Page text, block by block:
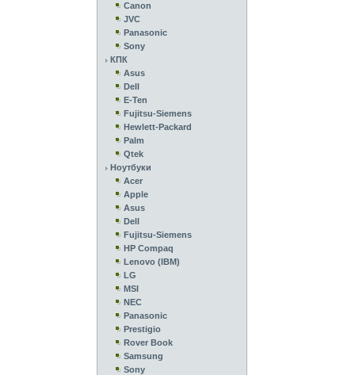
Canon
JVC
Panasonic
Sony
КПК
Asus
Dell
E-Ten
Fujitsu-Siemens
Hewlett-Packard
Palm
Qtek
Ноутбуки
Acer
Apple
Asus
Dell
Fujitsu-Siemens
HP Compaq
Lenovo (IBM)
LG
MSI
NEC
Panasonic
Prestigio
Rover Book
Samsung
Sony